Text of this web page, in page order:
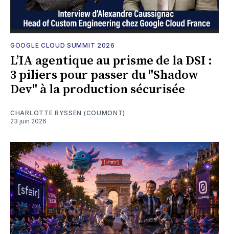
GOOGLE CLOUD SUMMIT 2026
L’IA agentique au prisme de la DSI :
3 piliers pour passer du "Shadow
Dev" à la production sécurisée
CHARLOTTE RYSSEN (COUMONT)
23 juin 2026